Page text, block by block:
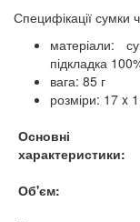
Специфікації
матеріали:
підкладка
вага: 85 г
розміри: 17 x
Основні
характеристики:
Об'єм: